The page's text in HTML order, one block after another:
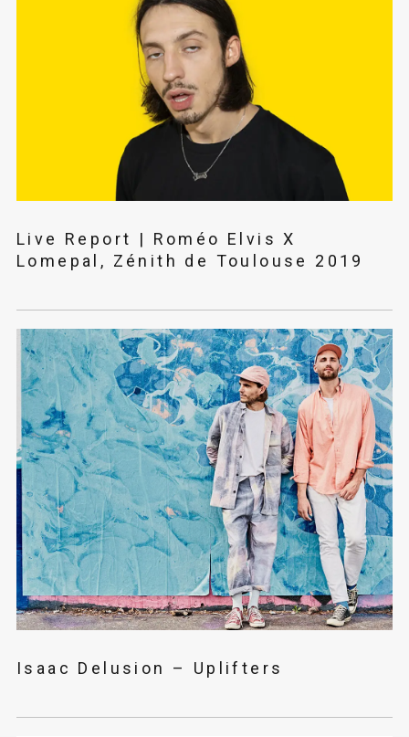
Live Report | Roméo Elvis X
Lomepal, Zénith de Toulouse 2019
Isaac Delusion – Uplifters